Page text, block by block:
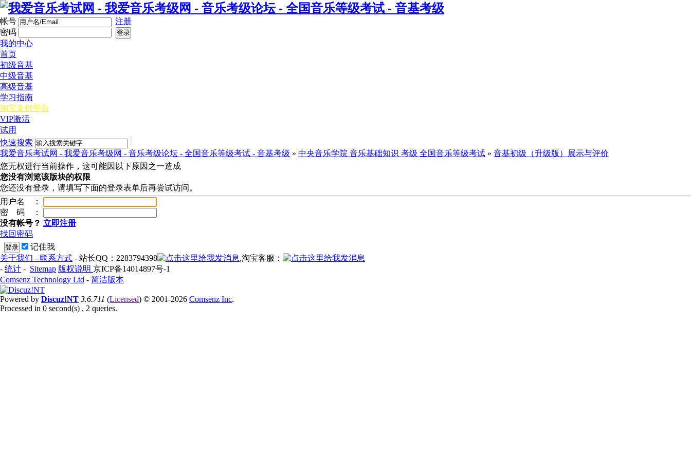
帐号
注册
密码
登录
我的中心
首页
初级音基
中级音基
高级音基
学习指南
淘宝支付平台
VIP激活
试用
快速搜索
我爱音乐考试网 - 我爱音乐考级网 - 音乐考级论坛 - 全国音乐等级考试 - 音基考级 » 中央音乐学院 音乐基础知识 考级 全国音乐等级考试 » 音基初级（升级版）展示与评价
您无权进行当前操作，这可能因以下原因之一造成
您没有浏览该版块的权限
您还没有登录，请填写下面的登录表单后再尝试访问。
用户名 ：
密 码 ：
没有帐号？ 立即注册
找回密码
登录
记住我
关于我们 - 联系方式 - 站长QQ：2283794398
,淘宝客服：
- 统计 - Sitemap 版权说明 京ICP备14014897号-1
Comsenz Technology Ltd - 简洁版本
Powered by Discuz!NT 3.6.711 (Licensed) © 2001-2026 Comsenz Inc.
Processed in 0 second(s) , 2 queries.